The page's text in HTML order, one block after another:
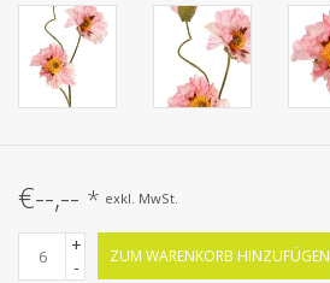
€--,-- * exkl. MwSt.
+
-
ZUM WARENKORB HINZUFÜGEN